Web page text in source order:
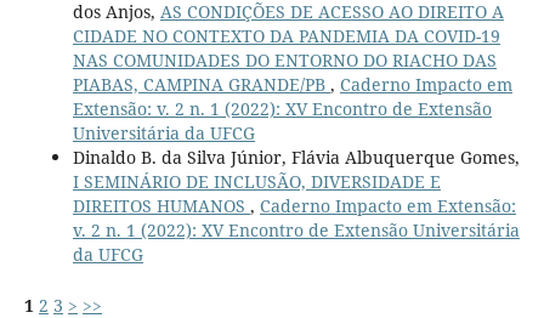
dos Anjos, AS CONDIÇÕES DE ACESSO AO DIREITO A
CIDADE NO CONTEXTO DA PANDEMIA DA COVID-19
NAS COMUNIDADES DO ENTORNO DO RIACHO DAS
PIABAS, CAMPINA GRANDE/PB , Caderno Impacto em
Extensão: v. 2 n. 1 (2022): XV Encontro de Extensão
Universitária da UFCG
Dinaldo B. da Silva Júnior, Flávia Albuquerque Gomes,
I SEMINÁRIO DE INCLUSÃO, DIVERSIDADE E
DIREITOS HUMANOS , Caderno Impacto em Extensão:
v. 2 n. 1 (2022): XV Encontro de Extensão Universitária
da UFCG
1 2 3 > >>